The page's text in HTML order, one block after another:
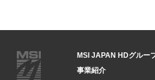
MSI JAPAN HDグルー
事業紹介